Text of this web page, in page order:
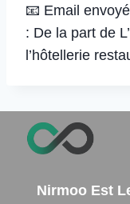
📧 Email
: De la part de
l’hôtellerie
Nirmoo Est